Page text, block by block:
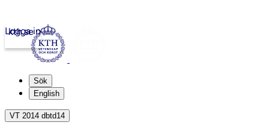
kth.se
Logga in
Sök
English
VT 2014 dbtd14